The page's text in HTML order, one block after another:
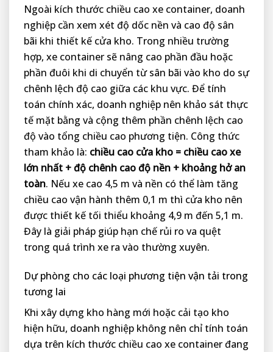
Ngoài kích thước chiều cao xe container, doanh
nghiệp cần xem xét độ dốc nền và cao độ sân
bãi khi thiết kế cửa kho. Trong nhiều trường
hợp, xe container sẽ nâng cao phần đầu hoặc
phần đuôi khi di chuyển từ sân bãi vào kho do sự
chênh lệch độ cao giữa các khu vực. Để tính
toán chính xác, doanh nghiệp nên khảo sát thực
tế mặt bằng và cộng thêm phần chênh lệch cao
độ vào tổng chiều cao phương tiện. Công thức
tham khảo là: chiều cao cửa kho = chiều cao xe
lớn nhất + độ chênh cao độ nền + khoảng hở an
toàn. Nếu xe cao 4,5 m và nền có thể làm tăng
chiều cao vận hành thêm 0,1 m thì cửa kho nên
được thiết kế tối thiểu khoảng 4,9 m đến 5,1 m.
Đây là giải pháp giúp hạn chế rủi ro va quệt
trong quá trình xe ra vào thường xuyên.
Dự phòng cho các loại phương tiện vận tải trong
tương lai
Khi xây dựng kho hàng mới hoặc cải tạo kho
hiện hữu, doanh nghiệp không nên chỉ tính toán
dựa trên kích thước chiều cao xe container đang